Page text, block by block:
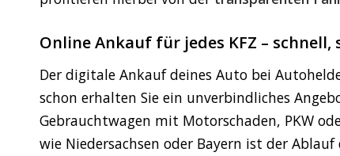
Online Ankauf für jedes KFZ –
Der digitale Ankauf deines Auto bei
schon erhalten Sie ein unverbindliches
Gebrauchtwagen mit Motorschaden, PKW
wie Niedersachsen oder Bayern ist der